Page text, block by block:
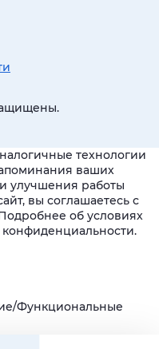
технологии
ваших
улучшения работы
вы соглашаетесь с
об условиях
Функциональные